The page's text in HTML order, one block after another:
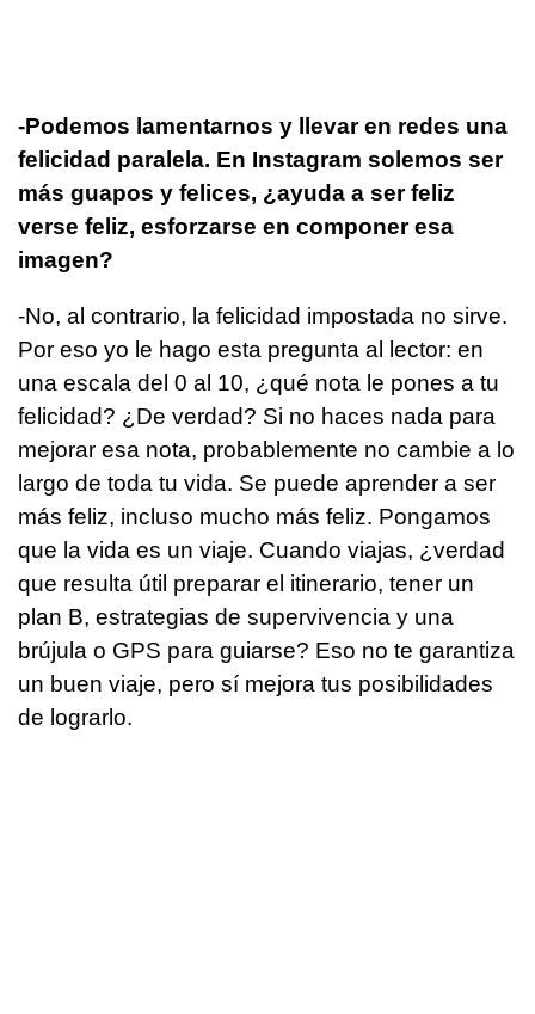
-Podemos lamentarnos y llevar en redes una
felicidad paralela. En Instagram solemos ser
más guapos y felices, ¿ayuda a ser feliz
verse feliz, esforzarse en componer esa
imagen?
-No, al contrario, la felicidad impostada no sirve.
Por eso yo le hago esta pregunta al lector: en
una escala del 0 al 10, ¿qué nota le pones a tu
felicidad? ¿De verdad? Si no haces nada para
mejorar esa nota, probablemente no cambie a lo
largo de toda tu vida. Se puede aprender a ser
más feliz, incluso mucho más feliz. Pongamos
que la vida es un viaje. Cuando viajas, ¿verdad
que resulta útil preparar el itinerario, tener un
plan B, estrategias de supervivencia y una
brújula o GPS para guiarse? Eso no te garantiza
un buen viaje, pero sí mejora tus posibilidades
de lograrlo.